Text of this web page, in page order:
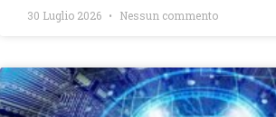
30 Luglio 2026 Nessun commento